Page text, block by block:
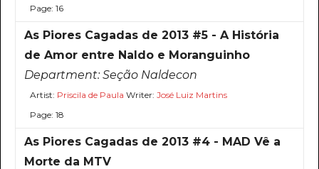
Page: 16
As Piores Cagadas de 2013 #5 - A História
de Amor entre Naldo e Moranguinho
Department:Seção Naldecon
Artist: Priscila de Paula Writer: José Luiz Martins
Page: 18
As Piores Cagadas de 2013 #4 - MAD Vê a
Morte da MTV